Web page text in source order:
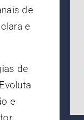
de
e
de
e